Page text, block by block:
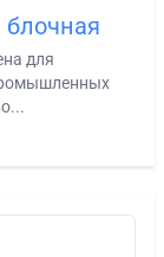
блочная
для